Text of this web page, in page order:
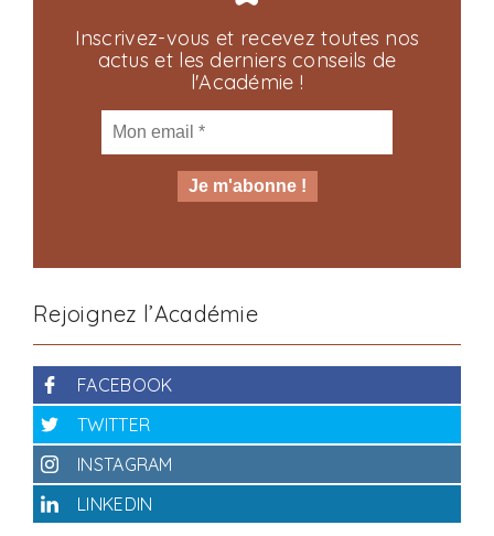
Inscrivez-vous et recevez toutes nos
actus et les derniers conseils de
l'Académie !
Rejoignez l’Académie
FACEBOOK
TWITTER
INSTAGRAM
LINKEDIN